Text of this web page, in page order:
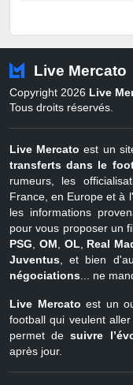
Belgique
Live Mercato
Copyright 2026 Live
Tous droits réservés.
Live Mercato est un
transferts dans le
rumeurs, les
France, en Europe et à
les informations
pour vous proposer un
PSG, OM, OL, Real
Juventus, et bien
négociations... ne
Live Mercato est un
football qui veulent
permet desuivre
après jour.